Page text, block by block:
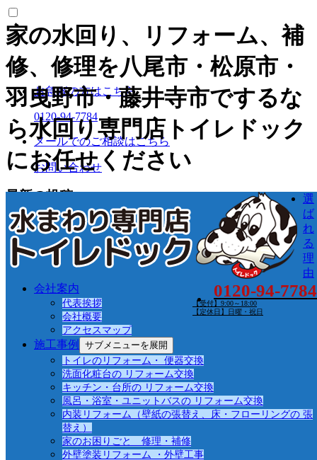
家の水回り、リフォーム、補
修、修理を八尾市・松原市・
羽曳野市・藤井寺市でするな
ら水回り専門店トイレドック
にお任せください
0120-94-7784
【受付】9:00～18:00
【定休日】日曜・祝日
選
ば
れ
る
理
由
会社案内
代表挨拶
会社概要
アクセスマップ
施工事例
サブメニューを展開
トイレのリフォーム・ 便器交換
洗面化粧台の リフォーム交換
キッチン・台所の リフォーム交換
風呂・浴室・ユニットバスの リフォーム交換
内装リフォーム（壁紙の張替え、床・フローリングの 張
替え）
家のお困りごと 修理・補修
外壁塗装リフォーム ・外壁工事
お急ぎの方はこちら
0120-94-7784
メールでのご相談はこちら
お問い合わせ
最新の投稿
2024年4月 休業日のお知らせ
家族が快適に使いやすいキッチンと洗面化粧台の
高さは何センチ？
キッチンに吊戸棚はいらない？それぞれの家庭に
あったキッチンリフォームを
ハイブリッド給湯器ってなに！？今なら補助金も
使える！？（給湯省エネ事業）
いつやってくるかわからない地震 リフォームで
今から出来ることとは？
心地よい暮らしをつくる3月発売の新商品コン
ロ’Nest’
コストが抑えられ選択肢の多い中古物件を買って
リフォームについて解説
トイレリフォームで悩む便器の色 おすすめの色
は？
アイランドキッチンにして後悔！？～メリットと